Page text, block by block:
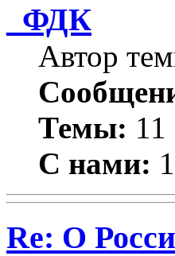
_ФДК
Автор
Темы: 11
С нами:
Re: О